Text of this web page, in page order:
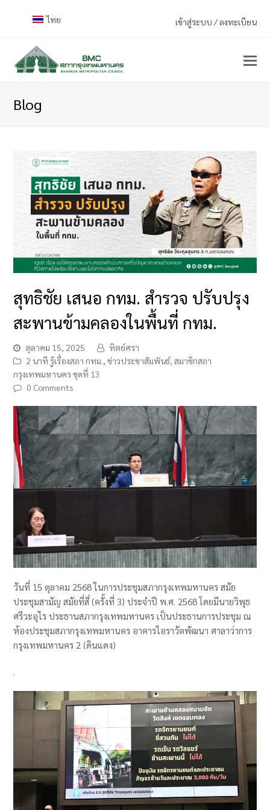
ไทย เข้าสู่ระบบ / ลงทะเบียน
Blog
สุทธิชัย เสนอ กทม. สำรวจ ปรับปรุง
สะพานข้ามคลองในพื้นที่ กทม.
ตุลาคม 15, 2025
ทิตย์ศรา
2 นาที รู้เรื่องสภา กทม.
ข่าวประชาสัมพันธ์, สมาชิกสภา
กรุงเทพมหานคร ชุดที่ 13
0 Comments
วันที่ 15 ตุลาคม 2568 ในการประชุมสภากรุงเทพมหานคร สมัย
ประชุมสามัญ สมัยที่สี่ (ครั้งที่ 3) ประจำปี พ.ศ. 2568 โดยมีนายวิพุธ
ศรีวะอุไร ประธานสภากรุงเทพมหานคร เป็นประธานการประชุม ณ
ห้องประชุมสภากรุงเทพมหานคร อาคารไอราวัตพัฒนา ศาลาว่าการ
กรุงเทพมหานคร 2 (ดินแดง)
.